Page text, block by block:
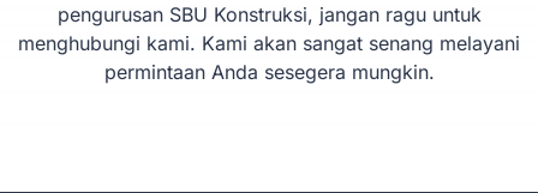
pengurusan SBU Konstruksi, jangan ragu untuk
menghubungi kami. Kami akan sangat senang melayani
permintaan Anda sesegera mungkin.